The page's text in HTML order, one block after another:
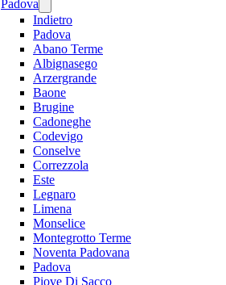
Padova
Indietro
Padova
Abano Terme
Albignasego
Arzergrande
Baone
Brugine
Cadoneghe
Codevigo
Conselve
Correzzola
Este
Legnaro
Limena
Monselice
Montegrotto Terme
Noventa Padovana
Padova
Piove Di Sacco